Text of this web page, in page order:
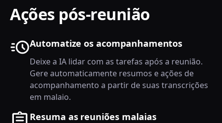
Ações pós-reunião
Automatize os acompanhamentos
Deixe a IA lidar com as tarefas após a reunião.
Gere automaticamente resumos e ações de
acompanhamento a partir de suas transcrições
em malaio.
Resuma as reuniões malaias